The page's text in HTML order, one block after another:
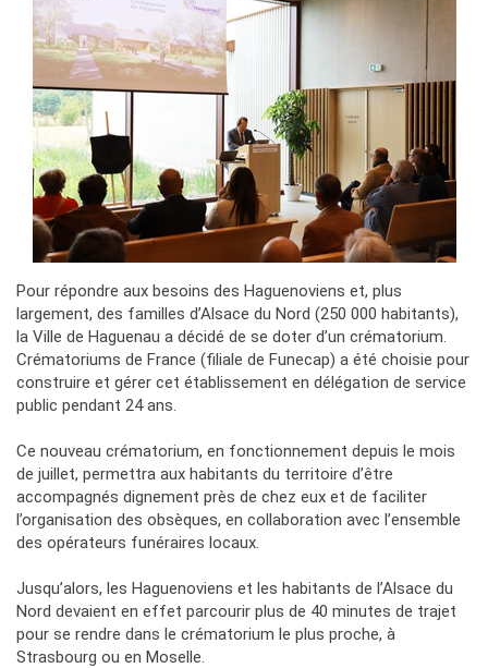
Pour répondre aux besoins des Haguenoviens et, plus
largement, des familles d’Alsace du Nord (250 000 habitants),
la Ville de Haguenau a décidé de se doter d’un crématorium.
Crématoriums de France (filiale de Funecap) a été choisie pour
construire et gérer cet établissement en délégation de service
public pendant 24 ans.
Ce nouveau crématorium, en fonctionnement depuis le mois
de juillet, permettra aux habitants du territoire d’être
accompagnés dignement près de chez eux et de faciliter
l’organisation des obsèques, en collaboration avec l’ensemble
des opérateurs funéraires locaux.
Jusqu’alors, les Haguenoviens et les habitants de l’Alsace du
Nord devaient en effet parcourir plus de 40 minutes de trajet
pour se rendre dans le crématorium le plus proche, à
Strasbourg ou en Moselle.